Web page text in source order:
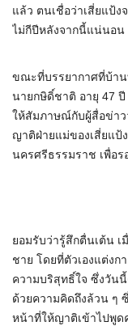
แล้ว ตนเชื่อว่าเสี่ยแป้ง
ไม่กีปีหลังจากนี้แน่นอน
ขณะที่บรรยากาศที่บ้าน
นายกษิดิ์ชาติ อายุ 47
ให้สัมภาษณ์กับผู้สื่อข่าว
ญาติฝ่ายแม่ของเสี่ยแป้
นครศรีธรรมราช เพื่อร
ยอมรับว่ารู้สึกตื่นเต้น เ
ชาย โดยที่ตัวเองแต่งก
ความบริสุทธิ์ใจ ซึ่งวันนี้
ด้วยความคิดถึงล้วน ๆ
หน้าที่ให้ญาติเข้าไปพูด